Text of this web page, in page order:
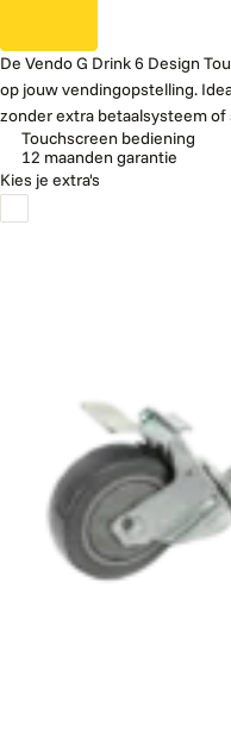
De Vendo G Drink 6 Design
op jouw vendingopstelling.
zonder extra betaalsysteem of
Touchscreen bediening
12 maanden garantie
Kies je extra's